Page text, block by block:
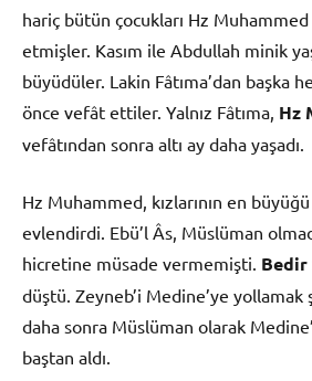
hariç bütün çocukları Hz
etmişler. Kasım ile Abdullah minik
büyüdüler. Lakin Fâtıma’dan başka
önce vefât ettiler. Yalnız Fâtıma, Hz
vefâtından sonra altı ay daha yaşadı.
Hz Muhammed, kızlarının en
evlendirdi. Ebü’l Âs, Müslüman
hicretine müsade vermemişti. Bedir
düştü. Zeyneb’i Medine’ye yollamak
daha sonra Müslüman olarak
baştan aldı.